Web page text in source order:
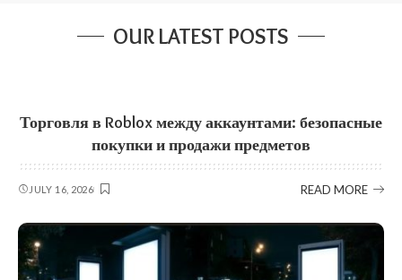
OUR LATEST POSTS
Торговля в Roblox между аккаунтами: безопасные
покупки и продажи предметов
JULY 16, 2026 READ MORE